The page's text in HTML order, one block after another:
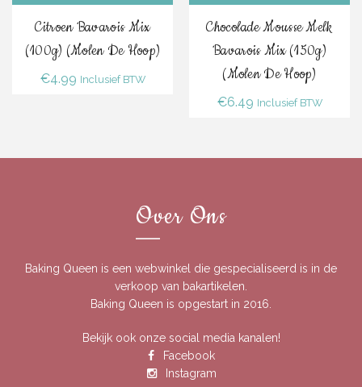
Citroen Bavarois Mix
(100g) (Molen De Hoop)
€4.99 Inclusief BTW
Chocolade Mousse Melk
Bavarois Mix (150g)
(Molen De Hoop)
€6.49 Inclusief BTW
Over Ons
Baking Queen is een webwinkel die gespecialiseerd is in de
verkoop van bakartikelen.
Baking Queen is opgestart in 2016.
Bekijk ook onze social media kanalen!
Facebook
Instagram